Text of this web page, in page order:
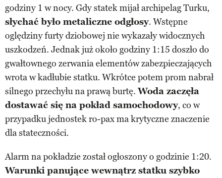
godziny 1 w nocy. Gdy statek mijał archipelag Turku,
słychać było metaliczne odgłosy. Wstępne
oględziny furty dziobowej nie wykazały widocznych
uszkodzeń. Jednak już około godziny 1:15 doszło do
gwałtownego zerwania elementów zabezpieczających
wrota w kadłubie statku. Wkrótce potem prom nabrał
silnego przechyłu na prawą burtę.Woda zaczęła
dostawać się na pokład samochodowy, co w
przypadku jednostek ro-pax ma krytyczne znaczenie
dla stateczności.
Alarm na pokładzie został ogłoszony o godzinie 1:20.
Warunki panujące wewnątrz statku szybko